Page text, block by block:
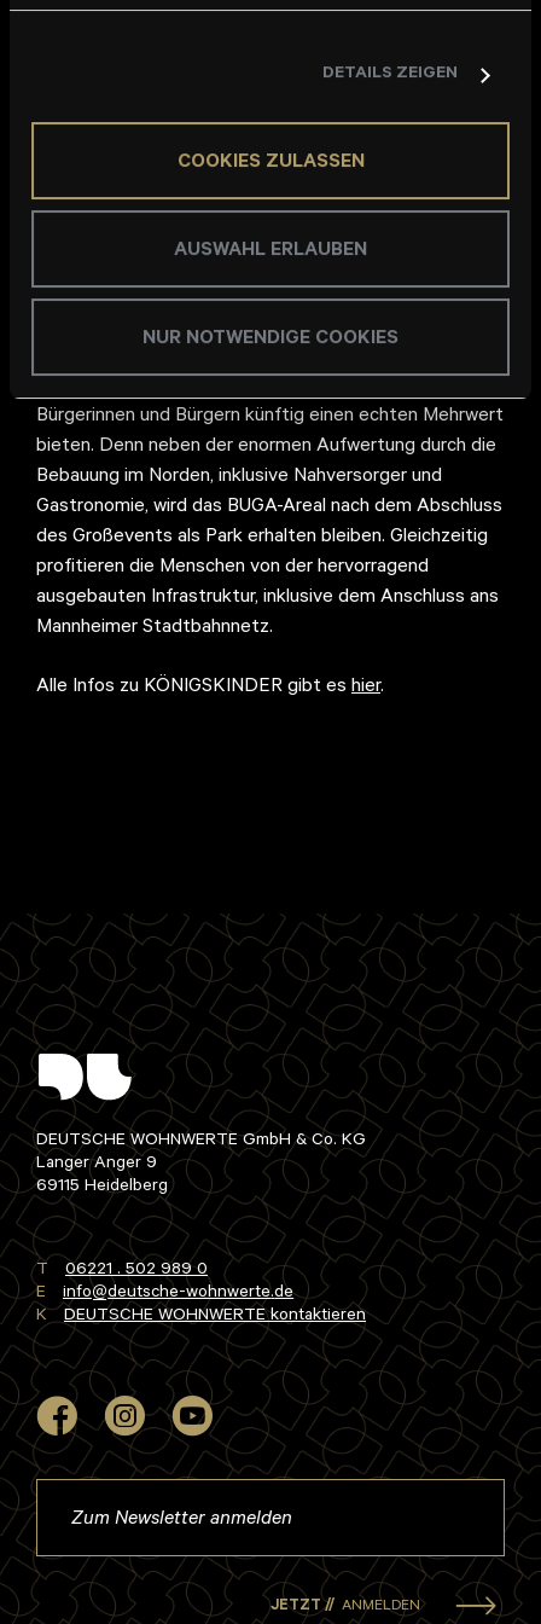
DETAILS ZEIGEN
COOKIES ZULASSEN
AUSWAHL ERLAUBEN
NUR NOTWENDIGE COOKIES
und selbstbewusstes Statement. Schließlich bildet die
KÖNIGSKINDER eine exponierte Stellung ein, weshalb
es auch liebevoll als „Spinellis grüne Mitte bezeichnet“
Die Konversionsfläche Spinelli umfasst insgesamt mehr
Bürgerinnen und Bürgern künftig einen echten Mehrwert
bieten. Denn neben der enormen Aufwertung durch die
Bebauung im Norden, inklusive Nahversorger und
Gastronomie, wird das BUGA-Areal nach dem Abschluss
des Großevents als Park erhalten bleiben. Gleichzeitig
profitieren die Menschen von der hervorragend
ausgebauten Infrastruktur, inklusive dem Anschluss ans
Mannheimer Stadtbahnnetz.
Alle Infos zu KÖNIGSKINDER gibt es hier.
DEUTSCHE WOHNWERTE GmbH & Co. KG
Langer Anger 9
69115 Heidelberg
T
06221 . 502 989 0
E
info deutsche-wohnwertede
K
DEUTSCHE WOHNWERTE kontaktieren
JETZT // ANMELDEN